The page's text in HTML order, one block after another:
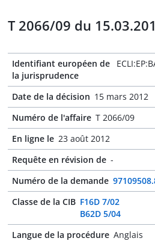
T 2066/09 du
Identifiant européen de
la jurisprudence
Date de la décision 15 mars 2012
Numéro de l'affaire T 2066/09
En ligne le 23 août 2012
Requête en révision de -
Numéro de la demande
Classe de la CIB F16D 7/02
B62D 5/04
Langue de la procédure Anglais